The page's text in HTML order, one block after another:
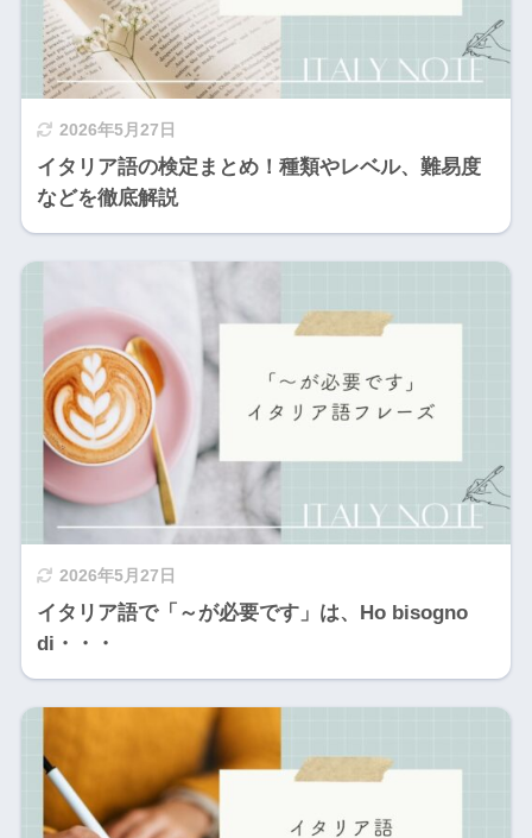
2026年5月27日
イタリア語の検定まとめ！種類やレベル、難易度
などを徹底解説
2026年5月27日
イタリア語で「～が必要です」は、Ho bisogno
di・・・